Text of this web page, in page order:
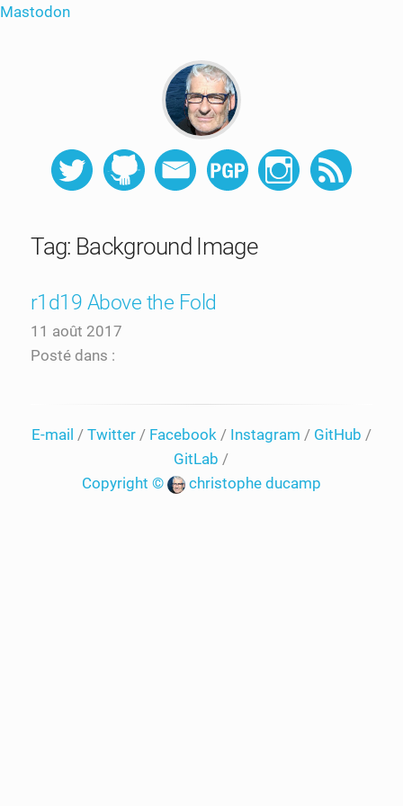
Mastodon
Tag: Background Image
r1d19 Above the Fold
11 août 2017
Posté dans :
E-mail / Twitter/ Facebook/ Instagram / GitHub /
GitLab /
Copyright ©
christophe ducamp